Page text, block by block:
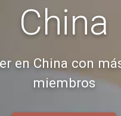
China
en China con
miembros